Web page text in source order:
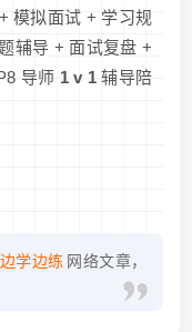
模拟面试 + 学习规
辅导 + 面试复盘 +
导师 1 v 1辅导陪
边学边练 网络文章，